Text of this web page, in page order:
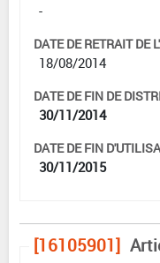
-
DATE DE RETRAIT DE
18/08/2014
DATE DE FIN DE
30/11/2014
DATE DE FIN
30/11/2015
[16105901]